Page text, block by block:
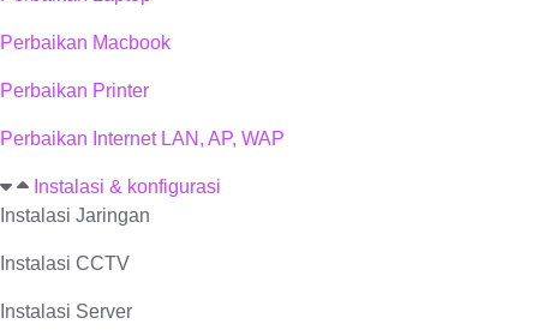
Perbaikan Macbook
Perbaikan Printer
Perbaikan Internet LAN, AP, WAP
Instalasi & konfigurasi
Instalasi Jaringan
Instalasi CCTV
Instalasi Server